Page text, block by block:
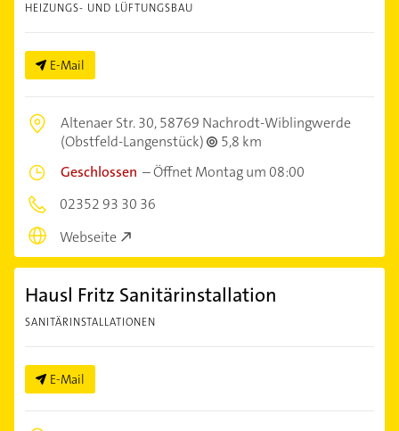
HEIZUNGS- UND LÜFTUNGSBAU
E-Mail
Altenaer Str. 30,58769 Nachrodt-Wiblingwerde
(Obstfeld-Langenstück)
5,8 km
Geschlossen –Öffnet Montag um 08:00
02352 93 30 36
Webseite
Hausl Fritz Sanitärinstallation
SANITÄRINSTALLATIONEN
E-Mail